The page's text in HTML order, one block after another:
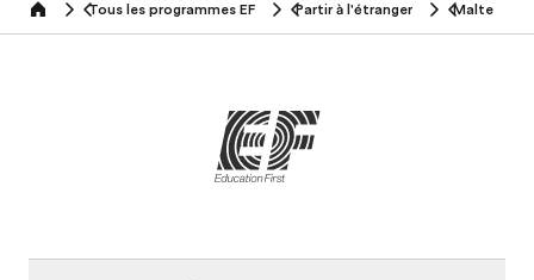
home Tous les programmes EF Partir à l'étranger Malte